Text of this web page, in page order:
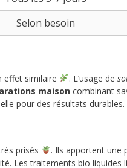
Selon besoin
effet similaire . L’usage de
maison combinant
pour des résultats durables.
prisés
. Ils apportent une
Les traitements bio